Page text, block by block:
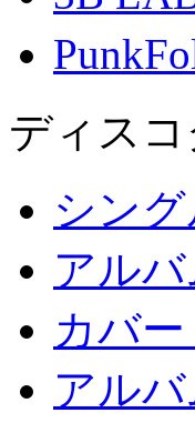
ディス
シング
アル
カバー
アルバ